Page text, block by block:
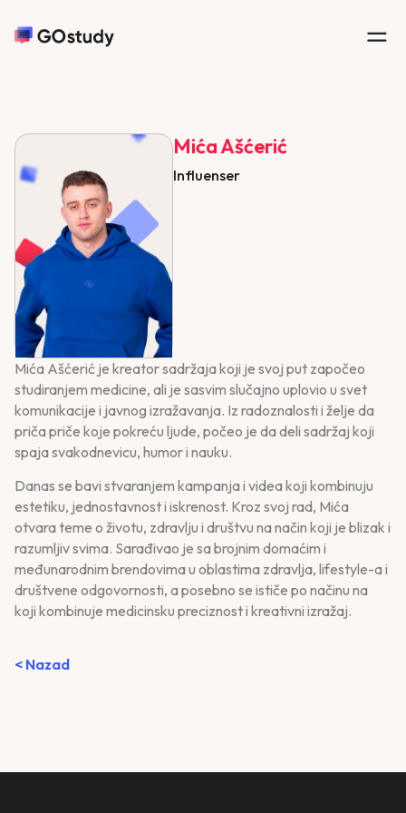
Mića Ašćerić
Influenser
Mića Ašćerić je kreator sadržaja koji je svoj put započeo
studiranjem medicine, ali je sasvim slučajno uplovio u svet
komunikacije i javnog izražavanja. Iz radoznalosti i želje da
priča priče koje pokreću ljude, počeo je da deli sadržaj koji
spaja svakodnevicu, humor i nauku.
Danas se bavi stvaranjem kampanja i videa koji kombinuju
estetiku, jednostavnost i iskrenost. Kroz svoj rad, Mića
otvara teme o životu, zdravlju i društvu na način koji je blizak i
razumljiv svima. Sarađivao je sa brojnim domaćim i
međunarodnim brendovima u oblastima zdravlja, lifestyle-a i
društvene odgovornosti, a posebno se ističe po načinu na
koji kombinuje medicinsku preciznost i kreativni izražaj.
< Nazad